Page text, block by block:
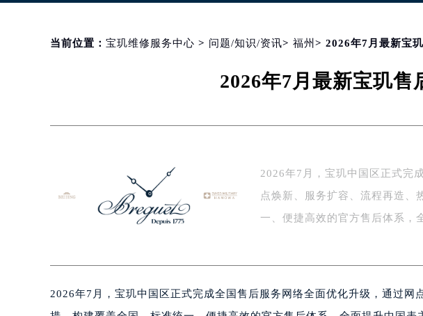
北京市东城区东长安街1号东方广场写字楼W3座6层602室
上海市徐汇区虹桥路3号港汇中心写字楼2座37层3705室（
扬州市邗江区国展路29号星耀天地写字楼1号楼18层1803室
盐城市盐都区世纪大道5号盐城金融城写字楼1号楼16层
泰州市海陵区永定东路399号置地商务中心东塔写字楼（华
绍兴市越城区胜利东路379号世茂天际中心写字楼8层805室
当前位置： 宝玑维修服务中心 > 问题/知识/资讯> 福州 > 2026年7月最新宝
2026年7月最新宝玑售
2026年7月，宝玑中国区正式完
点焕新、服务扩容、流程再造、
一、便捷高效的官方售后体系，
2026年7月，宝玑中国区正式完成全国售后服务网络全面优化升级，通过网